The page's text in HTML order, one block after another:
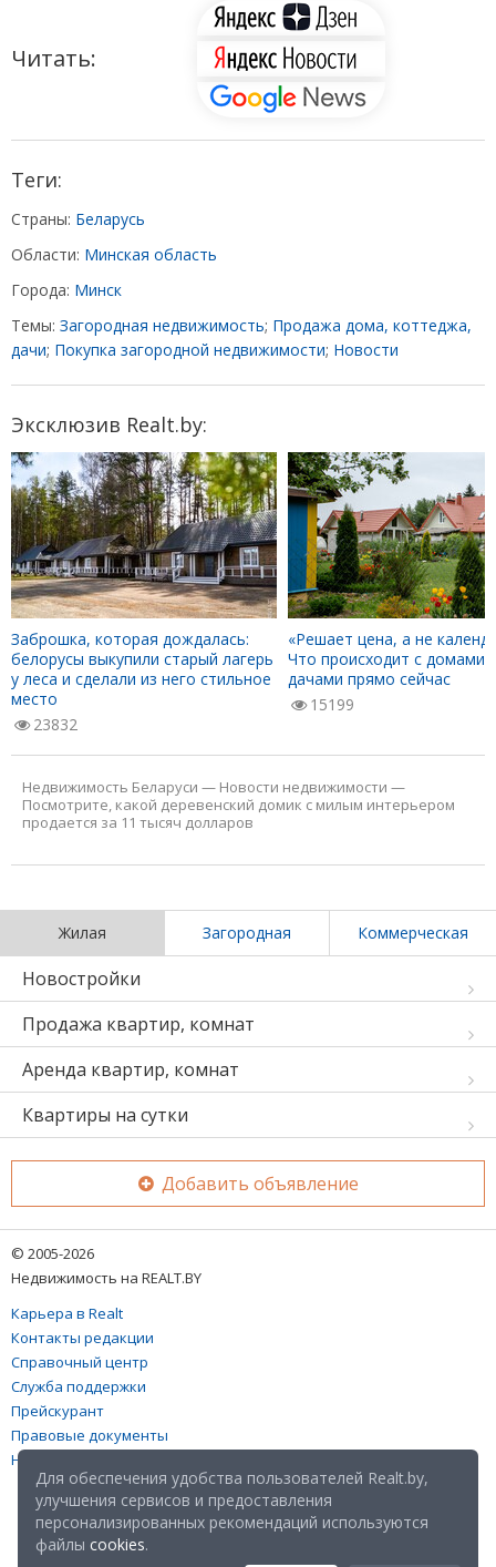
Читать:
Теги:
Страны: Беларусь
Области: Минская область
Города: Минск
Темы: Загородная недвижимость; Продажа дома, коттеджа,
дачи; Покупка загородной недвижимости; Новости
Эксклюзив Realt.by:
Заброшка, которая дождалась:
белорусы выкупили старый лагерь
у леса и сделали из него стильное
место
23832
«Решает цена, а не
Что происходит с домами
дачами прямо сейчас
15199
Недвижимость Беларуси — Новости недвижимости —
Посмотрите, какой деревенский домик с милым интерьером
продается за 11 тысяч долларов
Жилая Загородная Коммерческая
Новостройки
Продажа квартир, комнат
Аренда квартир, комнат
Квартиры на сутки
Добавить объявление
© 2005-2026
Недвижимость на REALT.BY
Карьера в Realt
Контакты редакции
Справочный центр
Служба поддержки
Прейскурант
Правовые документы
Настройка файлов cookies
Для обеспечения удобства пользователей Realt.by,
улучшения сервисов и предоставления
персонализированных рекомендаций используются
файлы cookies.